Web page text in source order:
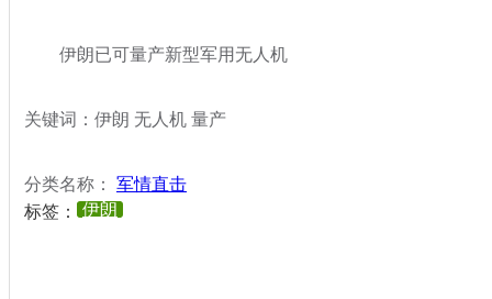
伊朗已可量产新型军用无人机
关键词：伊朗 无人机 量产
分类名称： 军情直击
标签：
伊朗